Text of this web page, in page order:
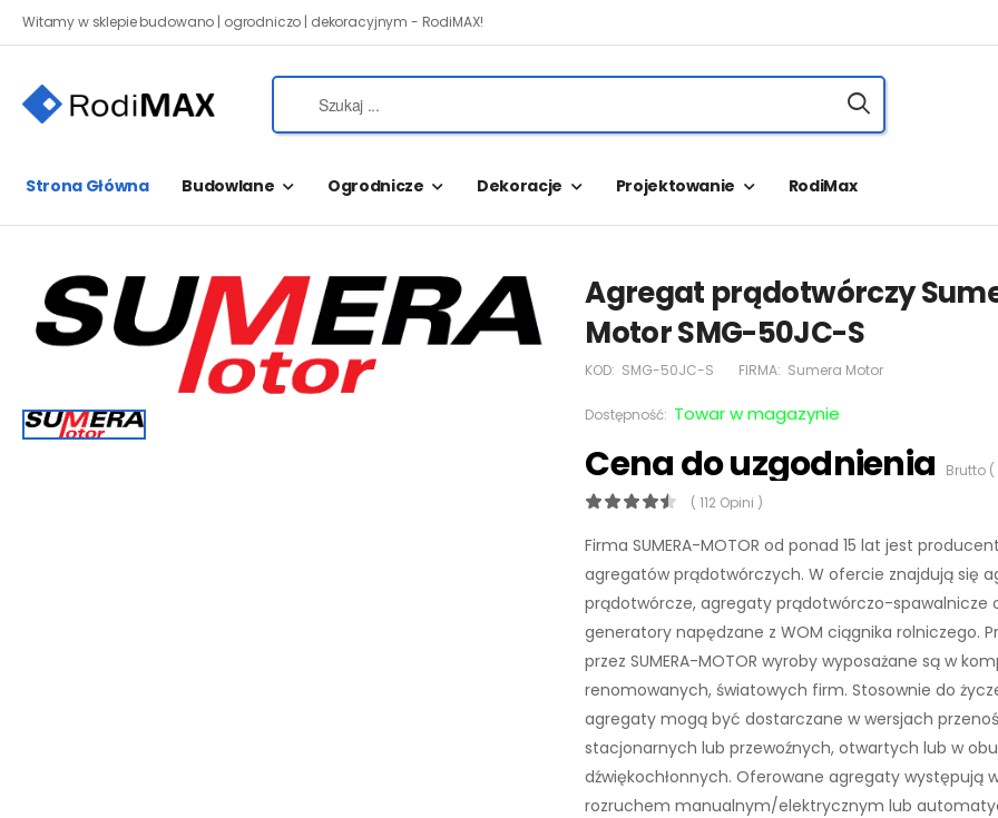
Witamy w sklepie budowano | ogrodniczo | dekoracyjnym - RodiMAX!
Strona Główna Budowlane Ogrodnicze Dekoracje Projektowanie RodiMax
Agregat prądotwórczy
Motor SMG-50JC-S
KOD: SMG-50JC-S FIRMA: Sumera Motor
Dostępność: Towar w magazynie
Cena do uzgodnienia Brutto (
( 112 Opini )
Firma SUMERA-MOTOR od ponad 15 lat jest
agregatów prądotwórczych. W ofercie znajdują się
prądotwórcze, agregaty prądotwórczo-spawalnicze
generatory napędzane z WOM ciągnika rolniczego.
przez SUMERA-MOTOR wyroby wyposażane są w
renomowanych, światowych firm. Stosownie do
agregaty mogą być dostarczane w wersjach
stacjonarnych lub przewoźnych, otwartych lub w
dźwiękochłonnych. Oferowane agregaty występują
rozruchem manualnym/elektrycznym lub